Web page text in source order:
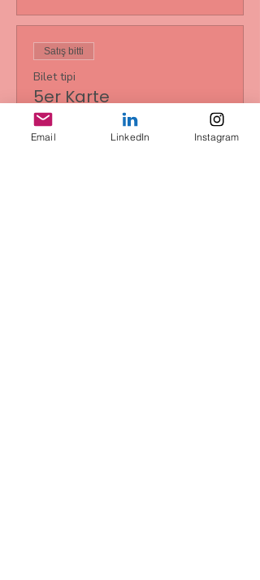
Satış bitti
Bilet tipi
5er Karte
Daha Fazla Bilgi
Email LinkedIn Instagram